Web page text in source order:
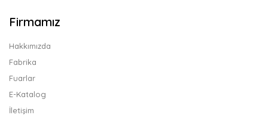
Firmamız
Hakkımızda
Fabrika
Fuarlar
E-Katalog
İletişim